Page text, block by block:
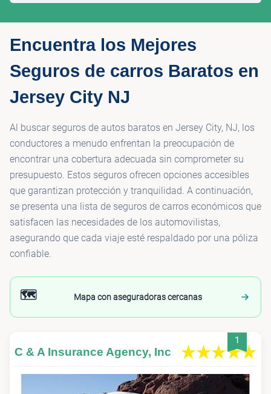
Encuentra los Mejores
Seguros de carros Baratos en
Jersey City NJ
Al buscar seguros de autos baratos en Jersey City, NJ, los
conductores a menudo enfrentan la preocupación de
encontrar una cobertura adecuada sin comprometer su
presupuesto. Estos seguros ofrecen opciones accesibles
que garantizan protección y tranquilidad. A continuación,
se presenta una lista de seguros de carros económicos que
satisfacen las necesidades de los automovilistas,
asegurando que cada viaje esté respaldado por una póliza
confiable.
🗺️ Mapa con aseguradoras cercanas
1
C & A Insurance Agency, Inc